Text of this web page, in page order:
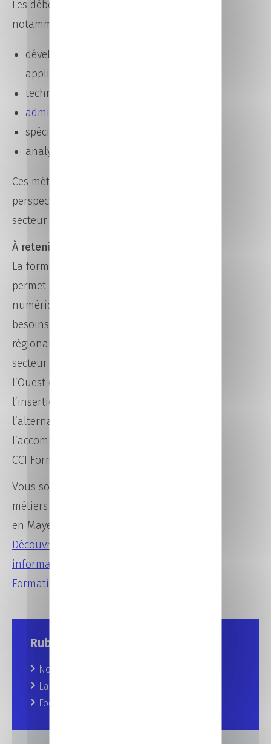
Les débouchés possibles incluent
notamment :
développeur web et
applications
technicien systèmes et réseaux
administrateur réseaux
spécialiste cybersécurité
analyste informatique
Ces métiers offrent de réelles
perspectives d’évolution dans un
secteur en constante innovation.
À retenir
La formation informatique à Laval
permet d’accéder aux métiers du
numérique. Elle répond aux
besoins des entreprises locales et
régionales et s’inscrit dans un
secteur en forte croissance dans
l’Ouest de la France. Elle facilite
l’insertion professionnelle grâce à
l’alternance et à
l’accompagnement proposé par
CCI Formation 53.
Vous souhaitez vous former aux
métiers du numérique à Laval ou
en Mayenne ?
Découvrez les formations
informatiques proposées par CCI
Formation 53
Rubriques
Nos prochains rendez-vous
La vie au CFA
Focus sur nos formations